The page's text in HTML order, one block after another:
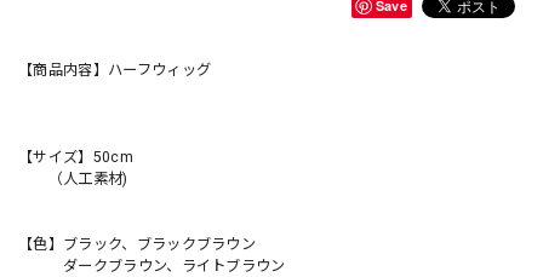
Save
【商品内容】ハーフウィッグ
【サイズ】50cm
（人工素材)
【色】ブラック、ブラックブラウン
ダークブラウン、ライトブラウン